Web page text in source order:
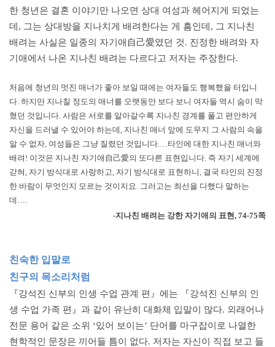
한 청년은 결혼 이야기만 나오면 상대 여성과 헤어지게 되었는
데, 그는 상대방을 지나치게 배려한다는 게 흠인데, 그 지나친
배려는 사실은 일종의 자기애自己愛였던 것. 진정한 배려와 자
기애에서 나온 지나친 배려는 다르다고 저자는 주장한다.
처음에 청년의 멋진 매너가 좋아 보일 때에는 여자들도 행복했을 터입니
다. 하지만 지나칠 정도의 매너를 오랫동안 보다 보니 여자들 역시 숨이 막
혔던 것입니다. 사람은 서로를 알아갈수록 지나친 경계를 풀고 편안하게
자신을 드러낼 수 있어야 하는데, 지나친 매너 앞에 도무지 그 사람의 속을
알 수 없자, 여성들은 그냥 질렸던 것입니다.…타인에 대한 지나친 매너와
배려! 이것은 지나친 자기애自己愛의 또다른 표현입니다. 즉 자기 세계에
갇혀, 자기 방식대로 사랑하고, 자기 방식대로 표현하니, 결국 타인의 진정
한 바람이 무엇인지 모르는 것이지요. 그러고는 최선을 다했다 말하는
데….
-지나친 배려는 강한 자기애의 표현, 74-75쪽
친숙한 입말로
친구의 목소리처럼
『강석진 신부의 인생 수업 관계 편』에는 『강석진 신부의 인
생 수업 가족 편』과 같이 유난히 대화체 입말이 많다. 외래어나
전문 용어 같은 소위 ‘있어 보이는’ 단어를 마구잡이로 나열한
현학적인 문장은 끼어들 틈이 없다. 저자는 자신이 직접 보고 들